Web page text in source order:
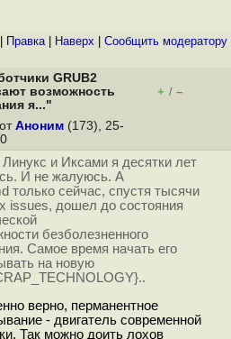
Правка| Наверх Cообщить модератору
GRUB2
возможность
я..."
+ / –
Аноним (173), 25-
и Иксами я десятки лет
И не жалуюсь. А
только сейчас, спустя тысячи
issues, дошел до состояния
безболезненного
Самое время начать его
на новую
верно, перманентное
- двигатель современной
Так можно доить лохов